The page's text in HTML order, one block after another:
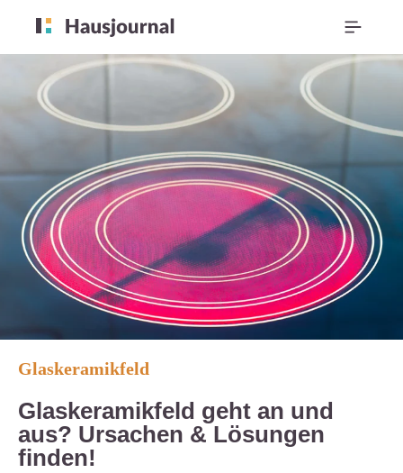
Glaskeramikfeld
Glaskeramikfeld geht an und
aus? Ursachen & Lösungen
finden!